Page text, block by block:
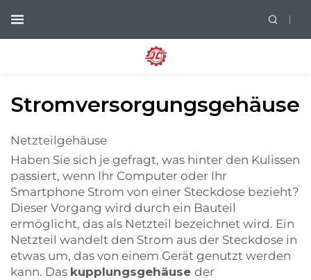
Stromversorgungsgehäuse
Netzteilgehäuse
Haben Sie sich je gefragt, was hinter den Kulissen
passiert, wenn Ihr Computer oder Ihr
Smartphone Strom von einer Steckdose bezieht?
Dieser Vorgang wird durch ein Bauteil
ermöglicht, das als Netzteil bezeichnet wird. Ein
Netzteil wandelt den Strom aus der Steckdose in
etwas um, das von einem Gerät genutzt werden
kann. Das kupplungsgehäuse der